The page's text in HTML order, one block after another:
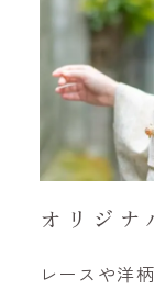
オリジナ
レースや洋